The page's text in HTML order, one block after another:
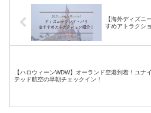
【海外ディズニ
すめアトラクシ
【ハロウィーンWDW】オーランド空港到着！ユナイ
テッド航空の早朝チェックイン！